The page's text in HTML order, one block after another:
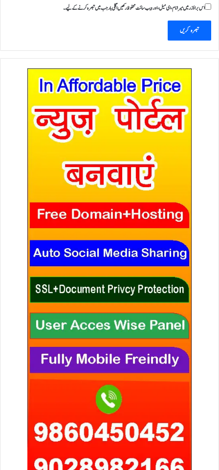
اس براؤزر میں میرا نام، ای میل، اور ویب سائٹ محفوظ رکھیں اگلی بار جب میں تبصرہ کرنے کےلیے۔